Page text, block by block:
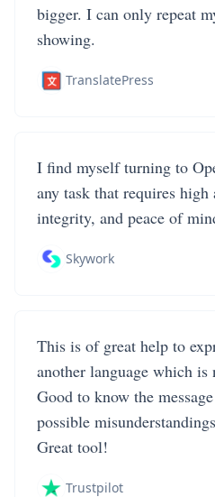
bigger. I can only repeat
showing.
TranslatePress
I find myself turning to
any task that requires high
integrity, and peace of
Skywork
This is of great help to
another language which is
Good to know the
possible
Great tool!
Trustpilot